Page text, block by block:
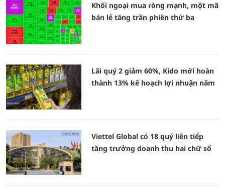
Khối ngoại mua ròng mạnh, một mã
bán lẻ tăng trần phiên thứ ba
Lãi quý 2 giảm 60%, Kido mới hoàn
thành 13% kế hoạch lợi nhuận năm
Viettel Global có 18 quý liên tiếp
tăng trưởng doanh thu hai chữ số